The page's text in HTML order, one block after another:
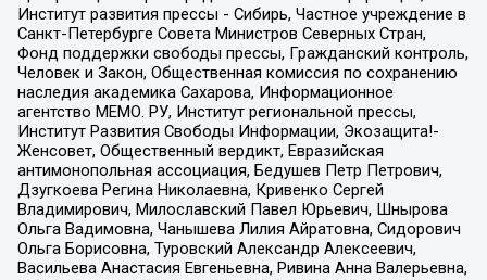
Институт развития прессы - Сибирь, Частное учреждение в
Санкт-Петербурге Совета Министров Северных Стран,
Фонд поддержки свободы прессы, Гражданский контроль,
Человек и Закон, Общественная комиссия по сохранению
наследия академика Сахарова, Информационное
агентство МЕМО. РУ, Институт региональной прессы,
Институт Развития Свободы Информации, Экозащита!-
Женсовет, Общественный вердикт, Евразийская
антимонопольная ассоциация, Бедушев Петр Петрович,
Дзугкоева Регина Николаевна, Кривенко Сергей
Владимирович, Милославский Павел Юрьевич, Шнырова
Ольга Вадимовна, Чанышева Лилия Айратовна, Сидорович
Ольга Борисовна, Туровский Александр Алексеевич,
Васильева Анастасия Евгеньевна, Ривина Анна Валерьевна,